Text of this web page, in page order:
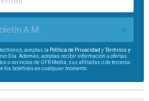
A.M.
aceptas la Política de Privacidad yTérminos y
Día. Además, aceptas recibir información u ofertas
o servicios de GFR Media, sus afiliadas o de terceros.
los boletines en cualquier momento.